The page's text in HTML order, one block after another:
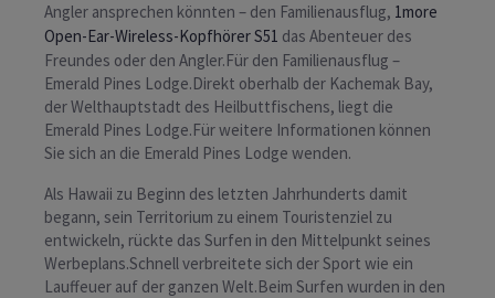
Angler ansprechen könnten – den Familienausflug, 1more
Open-Ear-Wireless-Kopfhörer S51 das Abenteuer des
Freundes oder den Angler.Für den Familienausflug –
Emerald Pines Lodge.Direkt oberhalb der Kachemak Bay,
der Welthauptstadt des Heilbuttfischens, liegt die
Emerald Pines Lodge.Für weitere Informationen können
Sie sich an die Emerald Pines Lodge wenden.
Als Hawaii zu Beginn des letzten Jahrhunderts damit
begann, sein Territorium zu einem Touristenziel zu
entwickeln, rückte das Surfen in den Mittelpunkt seines
Werbeplans.Schnell verbreitete sich der Sport wie ein
Lauffeuer auf der ganzen Welt.Beim Surfen wurden in den